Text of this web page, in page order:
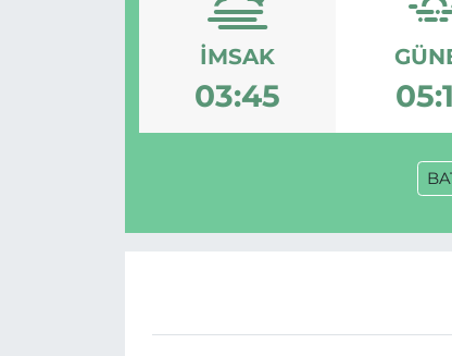
İMSAK
03:45
Gizlilik Sözleşmesi